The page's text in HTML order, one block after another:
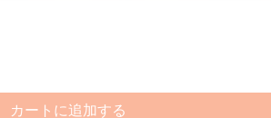
カートに追加する